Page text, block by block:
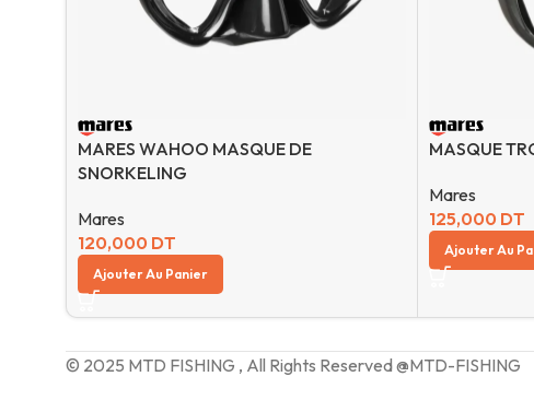
MARES WAHOO MASQUE DE
SNORKELING
Mares
120,000 DT
Ajouter Au Panier
MASQUE
Mares
125,000 DT
Ajouter Au
© 2025 MTD FISHING , All Rights Reserved @MTD-FISHING